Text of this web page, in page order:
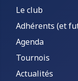
Le club
Adhérents (et
Agenda
Tournois
Actualités